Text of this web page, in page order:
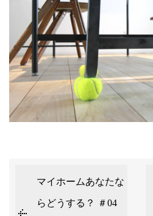
マイホームあなたな
らどうする？ ＃04